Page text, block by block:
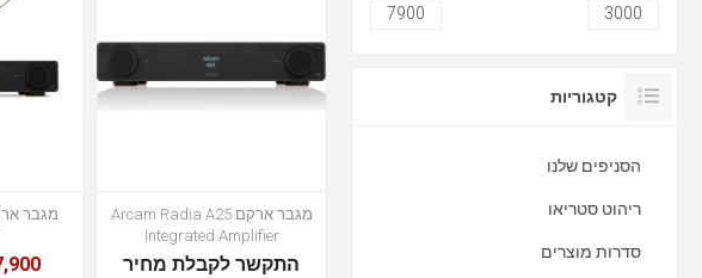
מגבר ארקם Arcam Radia A25
Integrated Amplifier
התקשר לקבלת מחיר ₪
3000
7900
קטגוריות
הסניפים שלנו
ריהוט סטריאו
סדרות מוצרים